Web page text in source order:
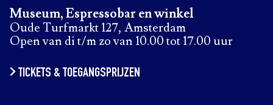
Museum, Espressobar en winkel
Oude Turfmarkt 127, Amsterdam
Open van di t/m zo van 10.00 tot 17.00 uur
TICKETS & TOEGANGSPRIJZEN